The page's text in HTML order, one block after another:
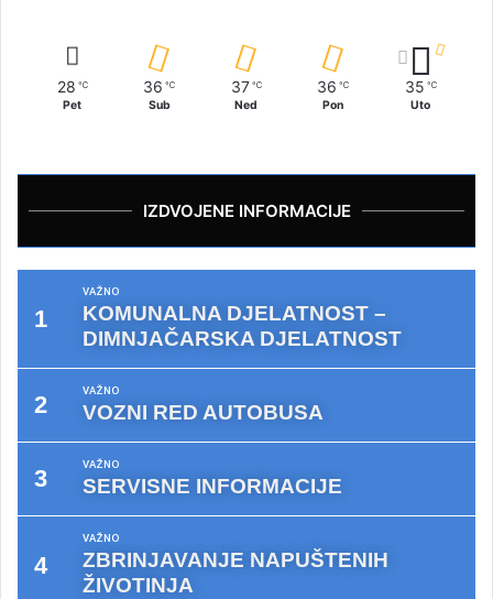
28 ℃
Pet
36 ℃
Sub
37 ℃
Ned
36 ℃
Pon
35 ℃
Uto
IZDVOJENE INFORMACIJE
VAŽNO
KOMUNALNA DJELATNOST –
DIMNJAČARSKA DJELATNOST
VAŽNO
VOZNI RED AUTOBUSA
VAŽNO
SERVISNE INFORMACIJE
VAŽNO
ZBRINJAVANJE NAPUŠTENIH
ŽIVOTINJA